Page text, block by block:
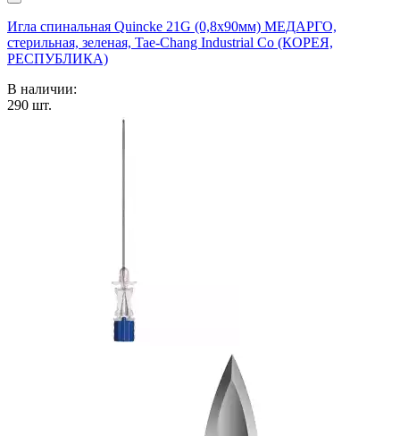
Игла спинальная Quincke 21G (0,8х90мм) МЕДАРГО,
стерильная, зеленая, Tae-Chang Industrial Co (КОРЕЯ,
РЕСПУБЛИКА)
В наличии:
290 шт.